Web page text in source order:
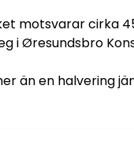
motsvarar cirka
i Øresundsbro
än en halvering